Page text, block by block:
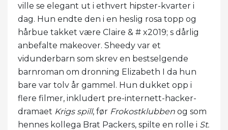
ville se elegant ut i ethvert hipster-kvarter i
dag. Hun endte den i en heslig rosa topp og
hårbue takket være Claire & # x2019; s dårlig
anbefalte makeover. Sheedy var et
vidunderbarn som skrev en bestselgende
barnroman om dronning Elizabeth I da hun
bare var tolv år gammel. Hun dukket opp i
flere filmer, inkludert pre-internett-hacker-
dramaet Krigs spill, før Frokostklubben og som
hennes kollega Brat Packers, spilte en rolle i St.